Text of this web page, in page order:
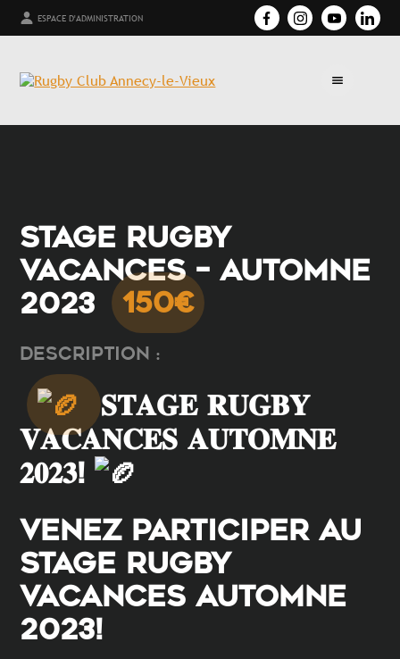
ESPACE D'ADMINISTRATION
STAGE RUGBY
VACANCES – AUTOMNE
2023
150€
Description :
𝐒𝐓𝐀𝐆𝐄 𝐑𝐔𝐆𝐁𝐘
𝐕𝐀𝐂𝐀𝐍𝐂𝐄𝐒 𝐀𝐔𝐓𝐎𝐌𝐍𝐄
𝟐𝟎𝟐𝟑!
VENEZ PARTICIPER AU
STAGE RUGBY
VACANCES AUTOMNE
2023!